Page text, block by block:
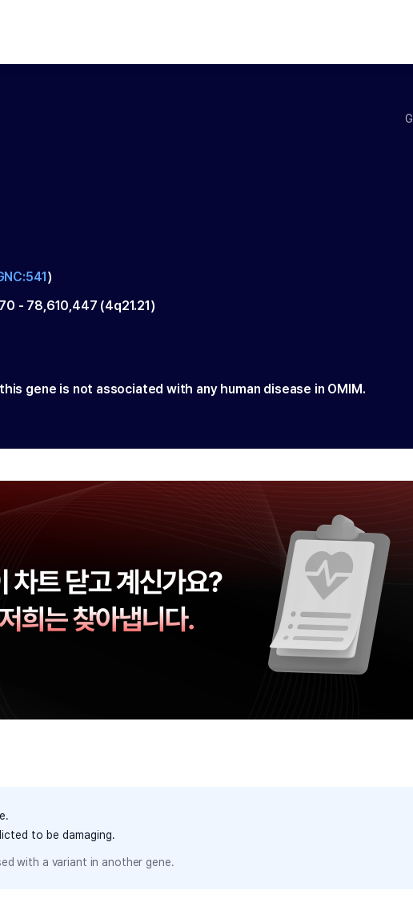
)
- 78,610,447 (4q21.21)
gene is not associated with any human disease in OMIM.
to be damaging.
with a variant in another gene.